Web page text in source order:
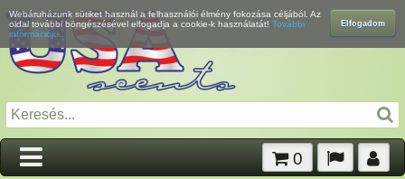
Elfogadom
Webáruházunk sütiket használ a felhasználói élmény fokozása céljából. Az
oldal további böngészésével elfogadja a cookie-k használatát! További
információk...
0